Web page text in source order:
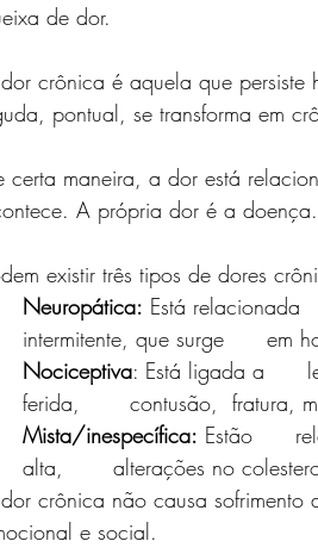
de dor.
crônica é aquela que persiste
pontual, se transforma em
certa maneira, a dor está
A própria dor é a doença.
existir três tipos de dores
Neuropática: Está relacionada
intermitente, que surge      em
Nociceptiva: Está ligada a
ferida,       contusão,  fratura,
Mista/inespecífica: Estão
alta,       alterações no
crônica não causa sofrimento
e social.